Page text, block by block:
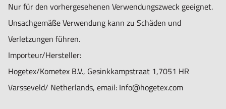
Nur für den vorhergesehenen Verwendungszweck geeignet.
Unsachgemäße Verwendung kann zu Schäden und
Verletzungen führen.
Importeur/Hersteller:
Hogetex/Kometex B.V., Gesinkkampstraat 1,7051 HR
Varsseveld/ Netherlands, email: Info@hogetex.com